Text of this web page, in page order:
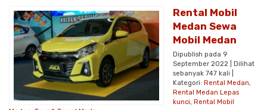
Rental Mobil
Medan Sewa
Mobil Medan
Dipublish pada 9
September 2022 | Dilihat
sebanyak 747 kali |
Kategori: Rental Medan,
Rental Medan Lepas
kunci, Rental Mobil